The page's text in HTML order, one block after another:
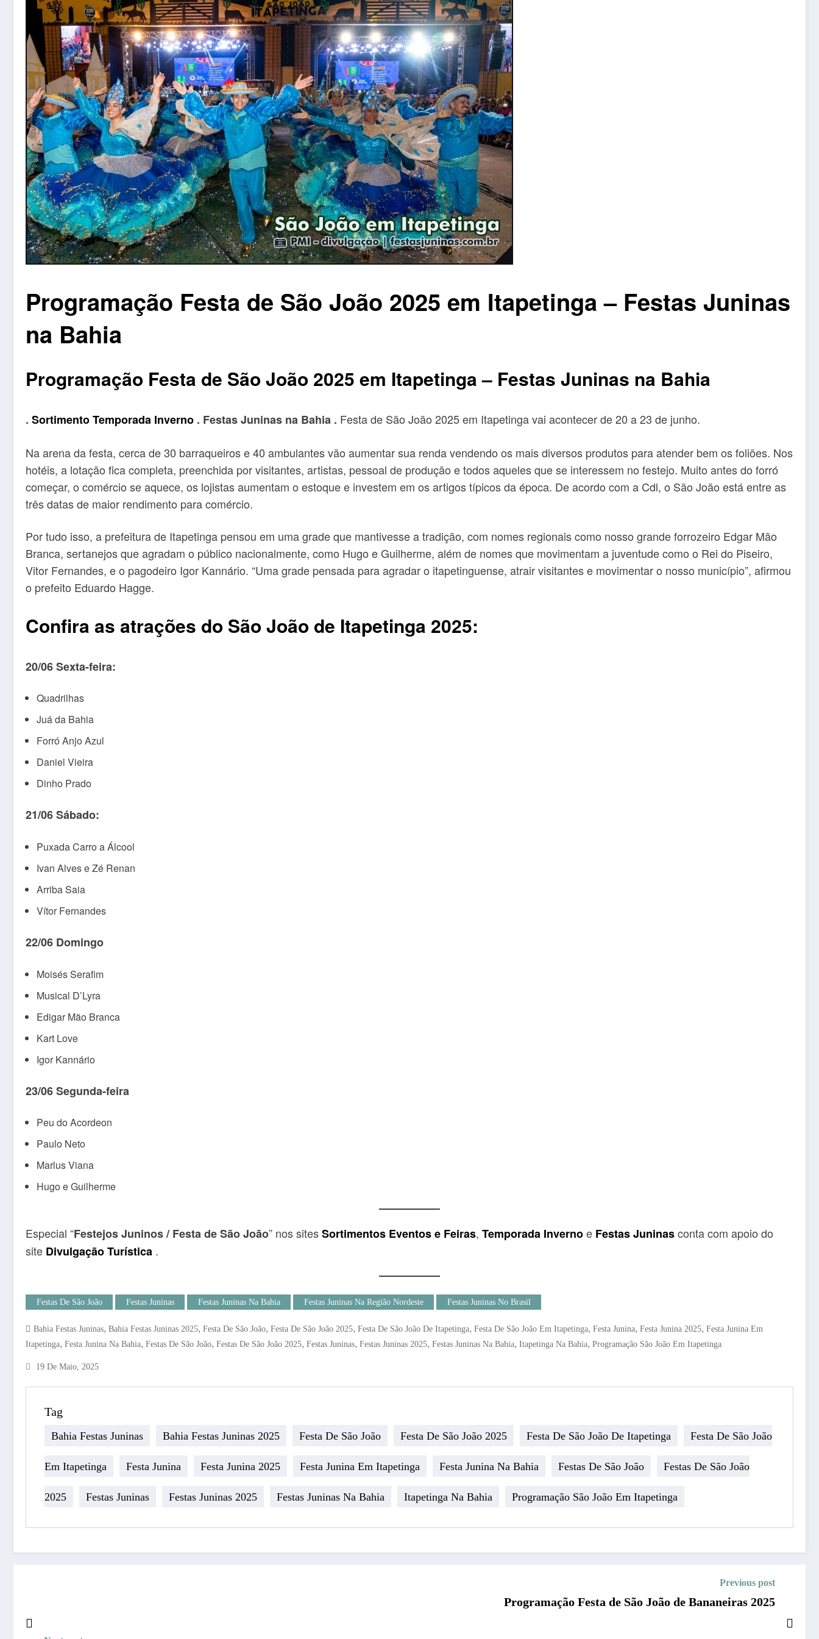
Programação Festa de São João 2025 em Itapetinga – Festas Juninas
na Bahia
Programação Festa de São João 2025 em Itapetinga – Festas Juninas na Bahia
. Sortimento Temporada Inverno . Festas Juninas na Bahia . Festa de São João 2025 em Itapetinga vai acontecer de 20 a 23 de junho.
Na arena da festa, cerca de 30 barraqueiros e 40 ambulantes vão aumentar sua renda vendendo os mais diversos produtos para atender bem os foliões. Nos
hotéis, a lotação fica completa, preenchida por visitantes, artistas, pessoal de produção e todos aqueles que se interessem no festejo. Muito antes do forró
começar, o comércio se aquece, os lojistas aumentam o estoque e investem em os artigos típicos da época. De acordo com a Cdl, o São João está entre as
três datas de maior rendimento para comércio.
Por tudo isso, a prefeitura de Itapetinga pensou em uma grade que mantivesse a tradição, com nomes regionais como nosso grande forrozeiro Edgar Mão
Branca, sertanejos que agradam o público nacionalmente, como Hugo e Guilherme, além de nomes que movimentam a juventude como o Rei do Piseiro,
Vitor Fernandes, e o pagodeiro Igor Kannário. “Uma grade pensada para agradar o itapetinguense, atrair visitantes e movimentar o nosso município”, afirmou
o prefeito Eduardo Hagge.
Confira as atrações do São João de Itapetinga 2025:
20/06 Sexta-feira:
Quadrilhas
Juá da Bahia
Forró Anjo Azul
Daniel Vieira
Dinho Prado
21/06 Sábado:
Puxada Carro a Álcool
Ivan Alves e Zé Renan
Arriba Saia
Vítor Fernandes
22/06 Domingo
Moisés Serafim
Musical D’Lyra
Edigar Mão Branca
Kart Love
Igor Kannário
23/06 Segunda-feira
Peu do Acordeon
Paulo Neto
Marlus Viana
Hugo e Guilherme
Especial “Festejos Juninos / Festa de São João” nos sitesSortimentos Eventos e Feiras, Temporada Invernoe Festas Juninasconta com apoio do
site Divulgação Turística .
Festas De São João Festas Juninas Festas Juninas Na Bahia Festas Juninas Na Região Nordeste Festas Juninas No Brasil
Bahia Festas Juninas, Bahia Festas Juninas 2025, Festa De São João, Festa De São João 2025, Festa De São João De Itapetinga, Festa De São João Em Itapetinga, Festa Junina, Festa Junina 2025, Festa Junina Em
Itapetinga, Festa Junina Na Bahia, Festas De São João, Festas De São João 2025, Festas Juninas, Festas Juninas 2025, Festas Juninas Na Bahia, Itapetinga Na Bahia, Programação São João Em Itapetinga
19 De Maio, 2025
Tag
Bahia Festas Juninas Bahia Festas Juninas 2025 Festa De São João Festa De São João 2025 Festa De São João De Itapetinga Festa De São João
Em Itapetinga Festa Junina Festa Junina 2025 Festa Junina Em Itapetinga Festa Junina Na Bahia Festas De São João Festas De São João
2025 Festas Juninas Festas Juninas 2025 Festas Juninas Na Bahia Itapetinga Na Bahia Programação São João Em Itapetinga
Previous post
Programação Festa de São João de Bananeiras 2025